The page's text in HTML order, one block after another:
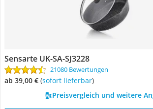
Sensarte UK-SA-SJ3228
21080 Bewertungen
ab 39,00 € ( Sofort lieferbar)
Preisvergleich und weitere